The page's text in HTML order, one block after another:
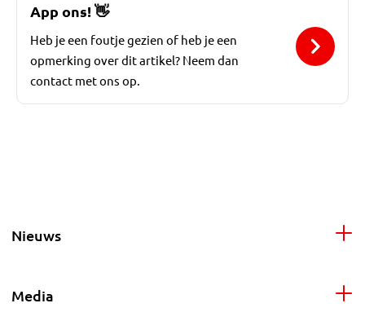
App ons!👋
Heb je een foutje gezien of heb je een
opmerking over dit artikel? Neem dan
contact met ons op.
Nieuws
Media